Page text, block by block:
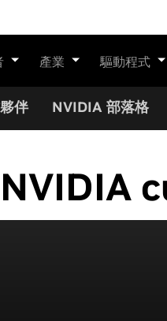
產業 驅動程式
伴 NVIDIA 部落格
NVIDIA